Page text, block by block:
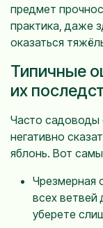
предмет
практика, даже
оказаться
Типичные
их
Часто садоводы
негативно
яблонь. Вот
Чрезмерная
всех ветвей
уберете